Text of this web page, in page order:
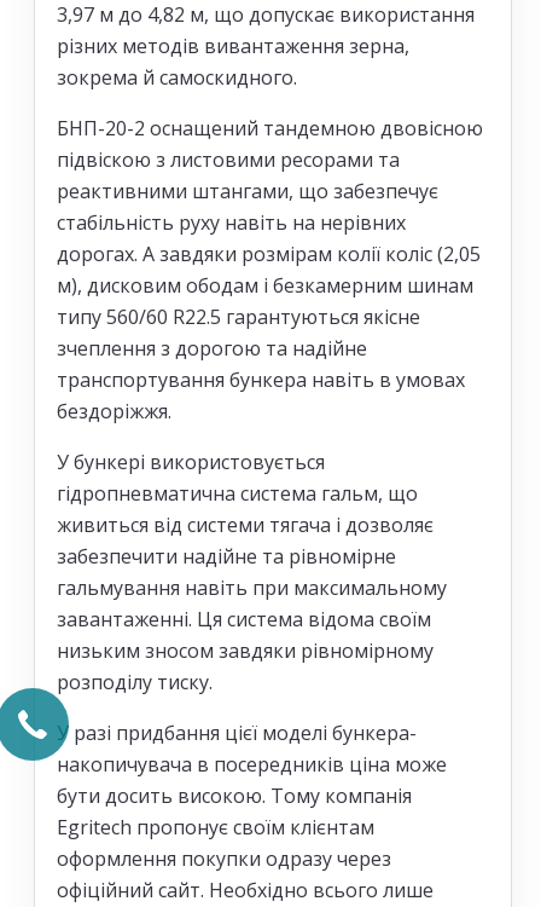
3,97 м до 4,82 м, що допускає використання
різних методів вивантаження зерна,
зокрема й самоскидного.
БНП-20-2 оснащений тандемною двовісною
підвіскою з листовими ресорами та
реактивними штангами, що забезпечує
стабільність руху навіть на нерівних
дорогах. А завдяки розмірам колії коліс (2,05
м), дисковим ободам і безкамерним шинам
типу 560/60 R22.5 гарантуються якісне
зчеплення з дорогою та надійне
транспортування бункера навіть в умовах
бездоріжжя.
У бункері використовується
гідропневматична система гальм, що
живиться від системи тягача і дозволяє
забезпечити надійне та рівномірне
гальмування навіть при максимальному
завантаженні. Ця система відома своїм
низьким зносом завдяки рівномірному
розподілу тиску.
У разі придбання цієї моделі бункера-
накопичувача в посередників ціна може
бути досить високою. Тому компанія
Egritech пропонує своїм клієнтам
оформлення покупки одразу через
офіційний сайт. Необхідно всього лише